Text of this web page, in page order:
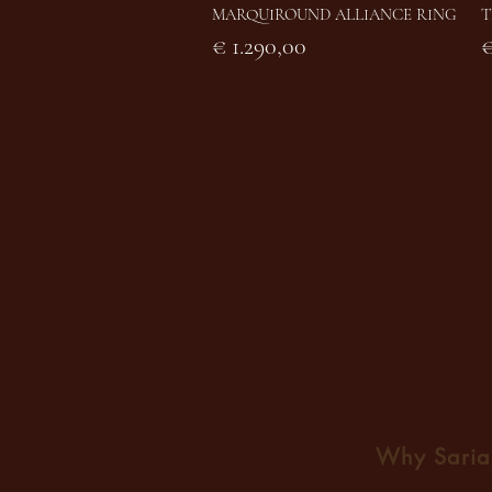
Snel overzicht
MARQUIROUND ALLIANCE RING
Prijs
€ 1.290,00
Why Saria